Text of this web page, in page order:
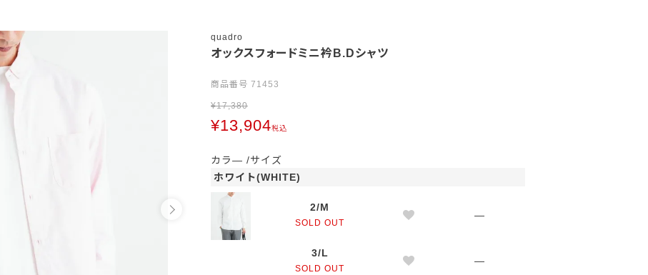
quadro
オックスフォードミニ衿B.Dシャツ
商品番号 71453
¥17,380
¥13,904税込
カラ―
サイズ
ホワイト(WHITE)
2/M
SOLD OUT
—
3/L
SOLD OUT
—